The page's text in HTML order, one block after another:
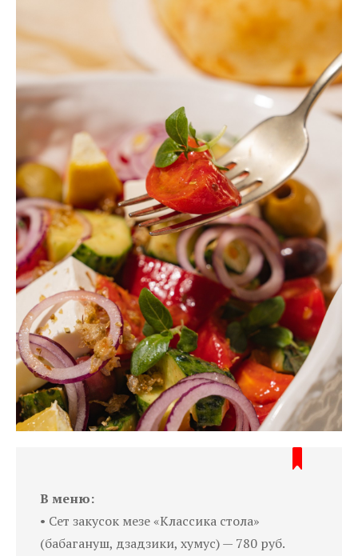
В меню:
• Сет закусок мезе «Классика стола»
(бабагануш, дзадзики, хумус) — 780 руб.